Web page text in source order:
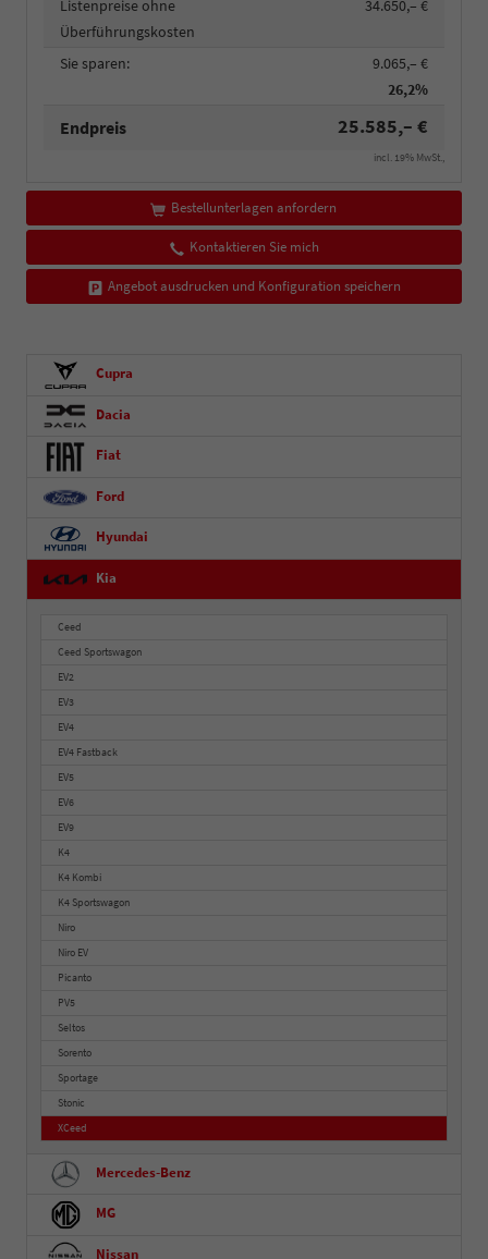
Listenpreise ohne
Überführungskosten
34.650,– €
Sie sparen:
9.065,– €
26,2%
Endpreis 25.585,– €
incl. 19% MwSt.,
Bestellunterlagen anfordern
Kontaktieren Sie mich
Angebot ausdrucken und Konfiguration speichern
Cupra
Dacia
Fiat
Ford
Hyundai
Kia
Ceed
Ceed Sportswagon
EV2
EV3
EV4
EV4 Fastback
EV5
EV6
EV9
K4
K4 Kombi
K4 Sportswagon
Niro
Niro EV
Picanto
PV5
Seltos
Sorento
Sportage
Stonic
XCeed
Mercedes-Benz
MG
Nissan